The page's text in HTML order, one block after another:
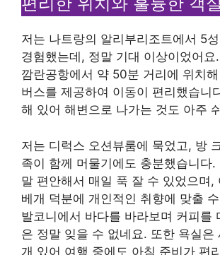
저는 나트랑의 알리부리조트에서 5
경험했는데, 정말 기대 이상이었어요
깜란공항에서 약 50분 거리에 위치
버스를 제공하여 이동이 편리했습니
해 있어 해변으로 나가는 것도 아주
저는 디럭스 오션뷰룸에 묵었고, 방
족이 함께 머물기에도 충분했습니다.
말 편안해서 매일 푹 잘 수 있었으며,
베개 덕분에 개인적인 취향에 맞출
발코니에서 바다를 바라보며 커피를
은 정말 잊을 수 없네요. 또한 욕실은
개 있어 여행 중에도 아침 준비가 편